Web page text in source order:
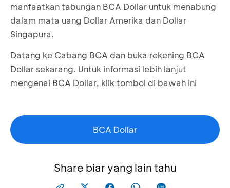
manfaatkan tabungan BCA Dollar untuk menabung
dalam mata uang Dollar Amerika dan Dollar
Singapura.
Datang ke Cabang BCA dan buka rekening BCA
Dollar sekarang. Untuk informasi lebih lanjut
mengenai BCA Dollar, klik tombol di bawah ini
BCA Dollar
Share biar yang lain tahu